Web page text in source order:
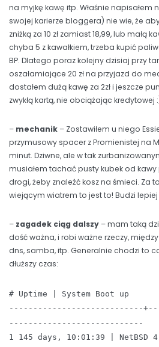
na myjkę kawę itp. Właśnie napisałem
swojej karierze bloggera) nie wie, że
zniżką za 10 zł zamiast 18,99, lub małą
chyba 5 z kawałkiem, trzeba kupić
BP. Dlatego poraz kolejny dzisiaj przy
oszałamiające 20 zł na przyjazd do
dostałem dużą kawę za 2zł i jeszcze
zwykłą kartą, nie obciążając kredytowej
– mechanik – Zostawiłem u niego
przymusowy spacer z Promienistej na
minut. Dziwne, ale w tak
musiałem tachać pusty kubek od
drogi, żeby znaleźć kosz na śmieci. Za
wiejącym wiatrem to jest to! Budzi lepiej
– zagadek ciąg dalszy – mam taką
dość ważna, i robi ważne rzeczy,
dns, samba, itp. Generalnie chodzi to
dłuższy czas:
# Uptime | System Boot up
----------------------------
----------------------------
1 145 days, 10:01:39 | NetBSD